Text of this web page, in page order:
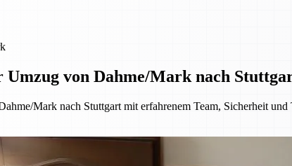
Umzug von Dahme/Mark nach
Mark nach Stuttgart mit erfahrenem Team, Sicherheit